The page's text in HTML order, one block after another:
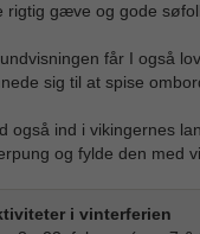
rigtig gæve og gode
får I også
sig til at spise
også ind i vikingernes
og fylde den med
i vinterferien